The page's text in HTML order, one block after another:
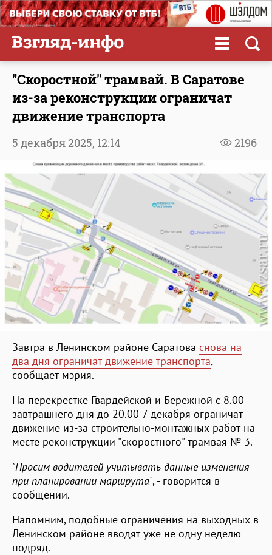
"Скоростной" трамвай. В Саратове
из-за реконструкции ограничат
движение транспорта
2196
5 декабря 2025, 12:14
Завтра в Ленинском районе Саратова снова на
два дня ограничат движение транспорта,
сообщает мэрия.
На перекрестке Гвардейской и Бережной с 8.00
завтрашнего дня до 20.00 7 декабря ограничат
движение из-за строительно-монтажных работ на
месте реконструкции "скоростного" трамвая № 3.
"Просим водителей учитывать данные изменения
при планировании маршрута", - говорится в
сообщении.
Напомним, подобные ограничения на выходных в
Ленинском районе вводят уже не одну неделю
подряд.